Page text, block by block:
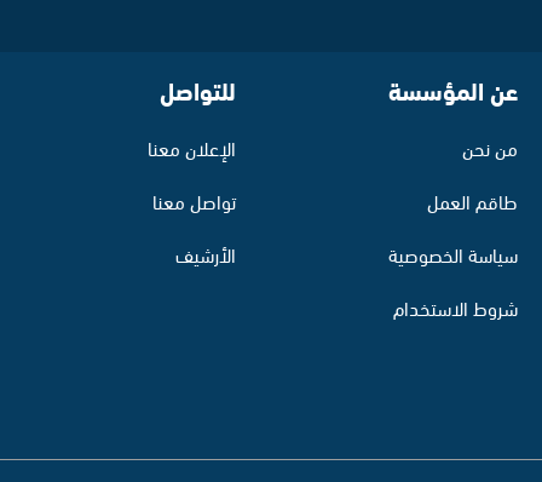
عن المؤسسة
من نحن
طاقم العمل
سياسة الخصوصية
شروط الاستخدام
للتواصل
الإعلان معنا
تواصل معنا
الأرشيف